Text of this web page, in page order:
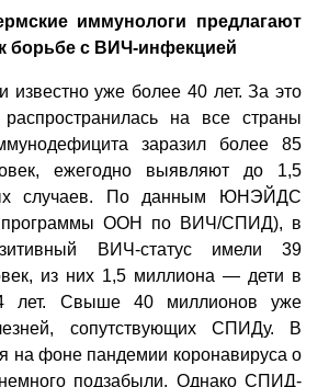
иммунологи предлагают
борьбе с ВИЧ-инфекцией
уже более 40 лет. За это
на все страны
заразил более 85
ежегодно выявляют до 1,5
случаев. По данным ЮНЭЙДС
программы ООН по ВИЧ/СПИД), в
ВИЧ-статус имели 39
из них 1,5 миллиона — дети в
лет. Свыше 40 миллионов уже
сопутствующих СПИДу. В
на фоне пандемии коронавируса о
подзабыли. Однако СПИД-